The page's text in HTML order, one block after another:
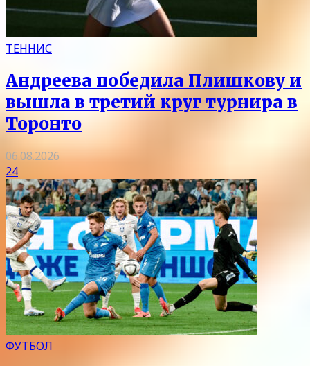
ТЕННИС
Андреева победила Плишкову и
вышла в третий круг турнира в
Торонто
06.08.2026
24
ФУТБОЛ